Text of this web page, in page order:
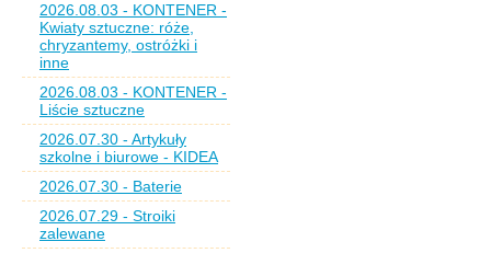
2026.08.03 - KONTENER -
Kwiaty sztuczne: róże,
chryzantemy, ostróżki i
inne
2026.08.03 - KONTENER -
Liście sztuczne
2026.07.30 - Artykuły
szkolne i biurowe - KIDEA
2026.07.30 - Baterie
2026.07.29 - Stroiki
zalewane